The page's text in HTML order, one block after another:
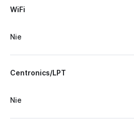
WiFi
Nie
Centronics/LPT
Nie